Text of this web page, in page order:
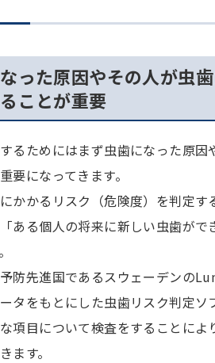
った原因やその人が虫
ことが重要
るためにはまず虫歯になった原
要になってきます。
かかるリスク（危険度）を判定
ある個人の将来に新しい虫歯が
防先進国であるスウェーデンの
タをもとにした虫歯リスク判定ソ
項目について検査をすることに
ます。